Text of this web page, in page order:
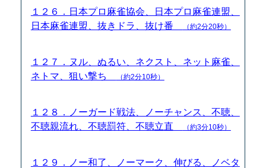
１２６．日本プロ麻雀協会、日本プロ麻雀連盟、
日本麻雀連盟、抜きドラ、抜け番
（約2分20秒）
１２７．ヌル、ぬるい、ネクスト、ネット麻雀、
ネトマ、狙い撃ち
（約2分10秒）
１２８．ノーガード戦法、ノーチャンス、不聴、
不聴親流れ、不聴罰符、不聴立直
（約3分10秒）
１２９．ノー和了、ノーマーク、伸びる、ノベタ